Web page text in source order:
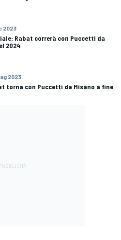
2023
Rabat correrà con Puccetti da
2024
2023
torna con Puccetti da Misano a fine